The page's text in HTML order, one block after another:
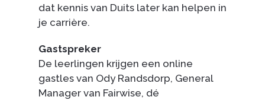
dat kennis van Duits later kan helpen in
je carrière.
Gastspreker
De leerlingen krijgen een online
gastles van Ody Randsdorp, General
Manager van Fairwise, dé